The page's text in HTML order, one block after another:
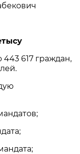
617 граждан,